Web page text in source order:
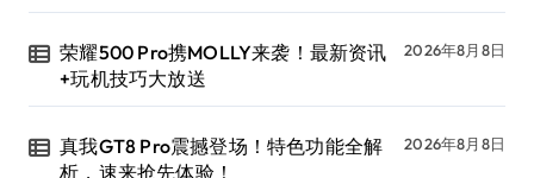
荣耀500 Pro携MOLLY来袭！最新资讯
+玩机技巧大放送
2026年8月8日
真我GT8 Pro震撼登场！特色功能全解
析，速来抢先体验！
2026年8月8日